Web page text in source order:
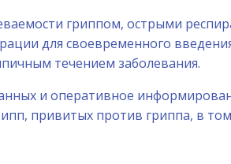
гриппом, острыми
для своевременного
течением заболевания.
и оперативное
привитых против гриппа, в